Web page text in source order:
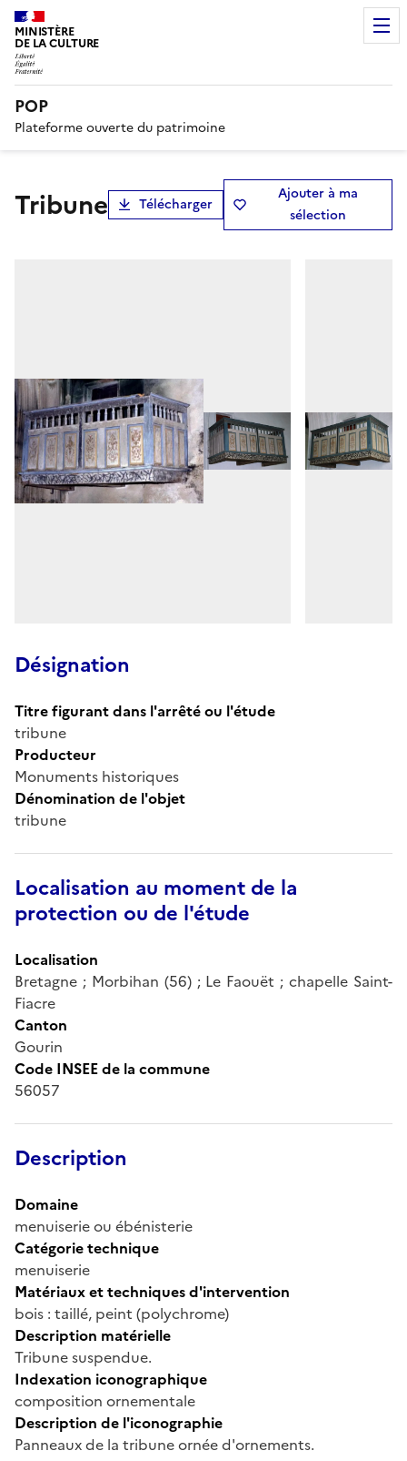
MINISTÈRE
DE LA CULTURE
POP
Plateforme ouverte du patrimoine
tribune Télécharger
Ajouter à ma
sélection
Désignation
Titre figurant dans l'arrêté ou l'étude
tribune
Producteur
Monuments historiques
Dénomination de l'objet
tribune
Localisation au moment de la
protection ou de l'étude
Localisation
Bretagne ; Morbihan (56) ; Le Faouët ; chapelle Saint-
Fiacre
Canton
Gourin
Code INSEE de la commune
56057
Description
Domaine
menuiserie ou ébénisterie
Catégorie technique
menuiserie
Matériaux et techniques d'intervention
bois : taillé, peint (polychrome)
Description matérielle
Tribune suspendue.
Indexation iconographique
composition ornementale
Description de l'iconographie
Panneaux de la tribune ornée d'ornements.